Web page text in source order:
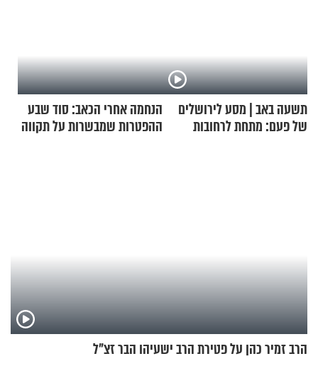
תשעה באב | מסע לירושלים
של פעם: מתחת לרחובות
הנחמה אחרי הכאב: סוד שבע
ההפטרות שמבשרות על תקווה
הרב זמיר כהן על פטירת הרב ישעיהו הבר זצ"ל